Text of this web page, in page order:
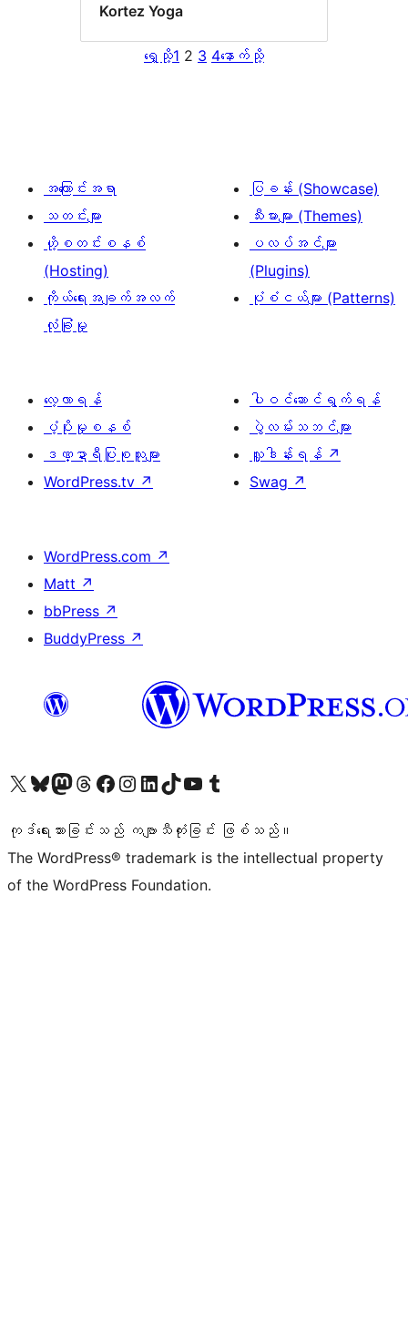
Kortez Yoga
ရှေ့သို့1 2 3 4နောက်သို့
အကြောင်းအရာ
သတင်းများ
ဟို့စတင်းစနစ်
(Hosting)
ကိုယ်ရေးအချက်အလက်
လုံခြုံမှု
ပြခန်း (Showcase)
သီးမားများ (Themes)
ပလပ်အင်များ
(Plugins)
ပုံစံငယ်များ (Patterns)
လေ့လာရန်
ပံ့ပိုးမှုစနစ်
ဒဏ္ဍာရီပြုစုသူများ
WordPress.tv ↗
ပါဝင်ဆောင်ရွက်ရန်
ပွဲလမ်းသဘင်များ
လှူဒါန်းရန် ↗
Swag ↗
WordPress.com ↗
Matt ↗
bbPress ↗
BuddyPress ↗
ကျွန်ုပ်တို့၏ X (ယခင် Twitter) အကောင့်သို့ သွားရောက်ကြည့်ရှုပါကျွန်ုပ်တို့၏ Bluesky အကောင့်သို့ ဝင်ရောက်ကြည့်ရှုရန်
ကျွန်ုပ်တို့၏ Mastodon အကောင့်သို့ သွားရောက်ကြည့်ရှုပါကျွန်ုပ်တို့၏ Threads အကောင့်သို့ ဝင်ရောက်ကြည့်ရှုရန်
ကျွန်ုပ်တို့၏ Facebook စာမျက်နှာသို့ သွားရောက်ကြည့်ရှုပါကျွန်ုပ်တို့၏ Instagram အကောင့်သို့ သွားရောက်ကြည့်ရှုပါ ကျွန်ုပ်တို့၏ LinkedIn အကောင့်သို့ သွားရောက်ကြည့်ရှုပါကျွန်ုပ်တို့၏ TikTok အကောင့်သို့ ဝင်ရောက်ကြည့်ရှုရန်
ကျွန်ုပ်တို့၏ YouTube ချန်နယ်သို့ သွားရောက်ကြည့်ရှုပါ ကျွန်ုပ်တို့၏ Tumblr အကောင့်သို့ ဝင်ရောက်ကြည့်ရှုရန်
ကုဒ်ရေးသားခြင်းသည် ကဗျာသီကုံးခြင်း ဖြစ်သည်။
The WordPress® trademark is the intellectual property
of the WordPress Foundation.